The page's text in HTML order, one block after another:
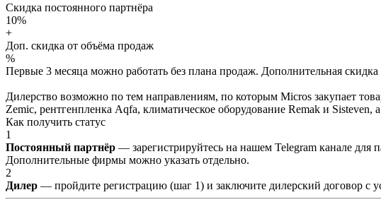
Скидка постоянного партнёра
10%
+
Доп. скидка от объёма продаж
%
Первые 3 месяца можно работать без плана продаж. Дополнительная скидка
Дилерство возможно по тем направлениям, по которым Micros закупает
Zemic, рентгенпленка Aqfa, климатическое оборудование Remak и Sisteven,
Как получить статус
1
Постоянный партнёр — зарегистрируйтесь на нашем Telegram канале для
Дополнительные фирмы можно указать отдельно.
2
Дилер — пройдите регистрацию (шаг 1) и заключите дилерский договор с